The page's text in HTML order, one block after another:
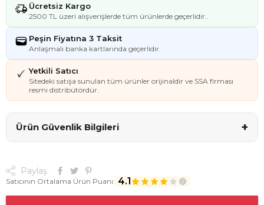
Ücretsiz Kargo
2500 TL üzeri alışverişlerde tüm ürünlerde geçerlidir..
Peşin Fiyatına 3 Taksit
Anlaşmalı banka kartlarında geçerlidir.
Yetkili Satıcı
Sitedeki satışa sunulan tüm ürünler orijinaldir ve SSA firması
resmi distribütördür.
Ürün Güvenlik Bilgileri +
Paylaş
Satıcının Ortalama Ürün Puanı: 4.1